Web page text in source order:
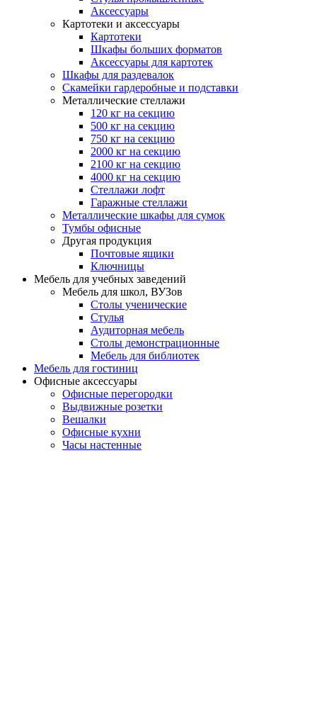
Аксессуары
Картотеки и аксессуары
Картотеки
Шкафы больших форматов
Аксессуары для картотек
Шкафы для раздевалок
Скамейки гардеробные и подставки
Металлические стеллажи
120 кг на секцию
500 кг на секцию
750 кг на секцию
2000 кг на секцию
2100 кг на секцию
4000 кг на секцию
Стеллажи лофт
Гаражные стеллажи
Металлические шкафы для сумок
Тумбы офисные
Другая продукция
Почтовые ящики
Ключницы
Мебель для учебных заведений
Мебель для школ, ВУЗов
Столы ученические
Стулья
Аудиторная мебель
Столы демонстрационные
Мебель для библиотек
Мебель для гостиниц
Офисные аксессуары
Офисные перегородки
Выдвижные розетки
Вешалки
Офисные кухни
Часы настенные